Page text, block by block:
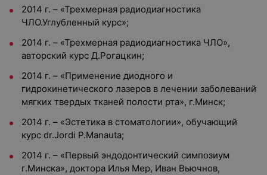
2014 г. – «Трехмерная радиодиагностика
ЧЛО.Углубленный курс»;
2014 г. – «Трехмерная радиодиагностика ЧЛО»,
авторский курс Д.Рогацкин;
2014 г. – «Применение диодного и
гидрокинетического лазеров в лечении заболеваний
мягких твердых тканей полости рта», г.Минск;
2014 г. – «Эстетика в стоматологии», обучающий
курс dr.Jordi P.Manauta;
2014 г. – «Первый эндодонтический симпозиум
г.Минска», доктора Илья Мер, Иван Вьючнов,